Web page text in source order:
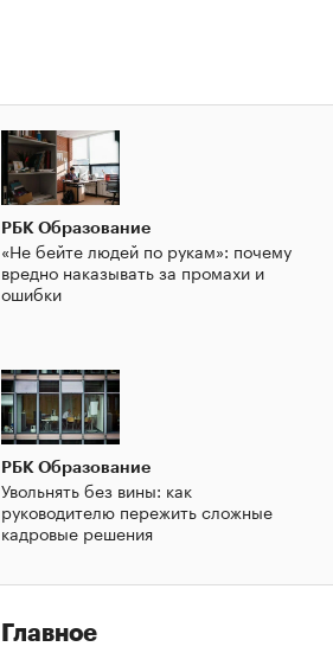
РБК Образование
«Не бейте людей по рукам»: почему
вредно наказывать за промахи и
ошибки
РБК Образование
Увольнять без вины: как
руководителю пережить сложные
кадровые решения
Главное